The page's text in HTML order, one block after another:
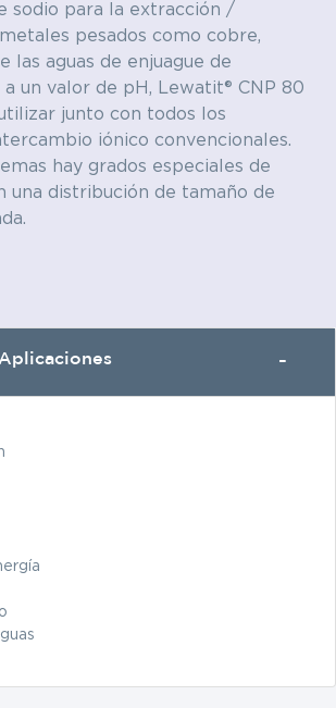
sodio para la extracción /
pesados ​​como cobre,
las aguas de enjuague de
un valor de pH, Lewatit® CNP 80
junto con todos los
iónico convencionales.
hay grados especiales de
una distribución de tamaño de